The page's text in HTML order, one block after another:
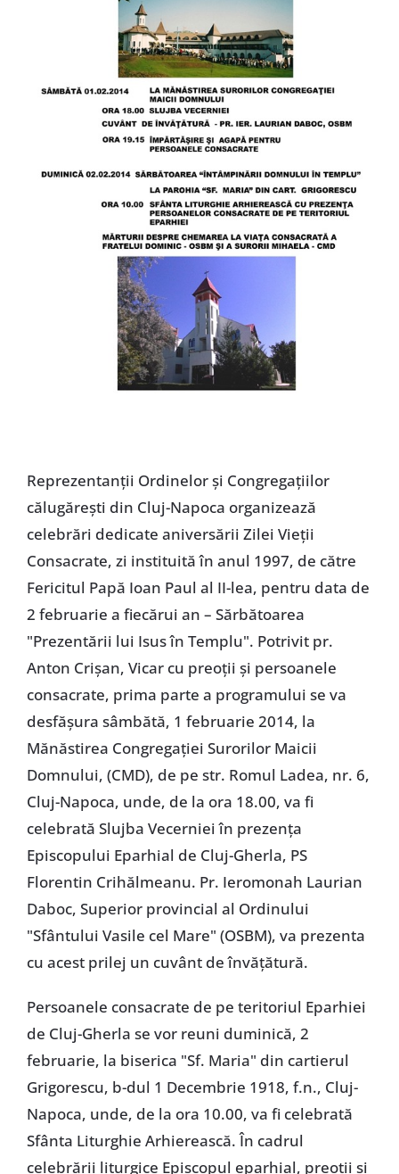
Reprezentanţii Ordinelor şi Congregaţiilor
călugăreşti din Cluj-Napoca organizează
celebrări dedicate aniversării Zilei Vieţii
Consacrate, zi instituită în anul 1997, de către
Fericitul Papă Ioan Paul al II-lea, pentru data de
2 februarie a fiecărui an – Sărbătoarea
"Prezentării lui Isus în Templu". Potrivit pr.
Anton Crişan, Vicar cu preoţii şi persoanele
consacrate, prima parte a programului se va
desfăşura sâmbătă, 1 februarie 2014, la
Mănăstirea Congregaţiei Surorilor Maicii
Domnului, (CMD), de pe str. Romul Ladea, nr. 6,
Cluj-Napoca, unde, de la ora 18.00, va fi
celebrată Slujba Vecerniei în prezenţa
Episcopului Eparhial de Cluj-Gherla, PS
Florentin Crihălmeanu. Pr. Ieromonah Laurian
Daboc, Superior provincial al Ordinului
"Sfântului Vasile cel Mare" (OSBM), va prezenta
cu acest prilej un cuvânt de învăţătură.
Persoanele consacrate de pe teritoriul Eparhiei
de Cluj-Gherla se vor reuni duminică, 2
februarie, la biserica "Sf. Maria" din cartierul
Grigorescu, b-dul 1 Decembrie 1918, f.n., Cluj-
Napoca, unde, de la ora 10.00, va fi celebrată
Sfânta Liturghie Arhierească. În cadrul
celebrării liturgice Episcopul eparhial, preoţii şi